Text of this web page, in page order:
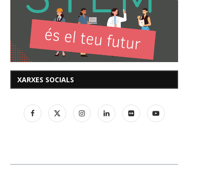
XARXES SOCIALS